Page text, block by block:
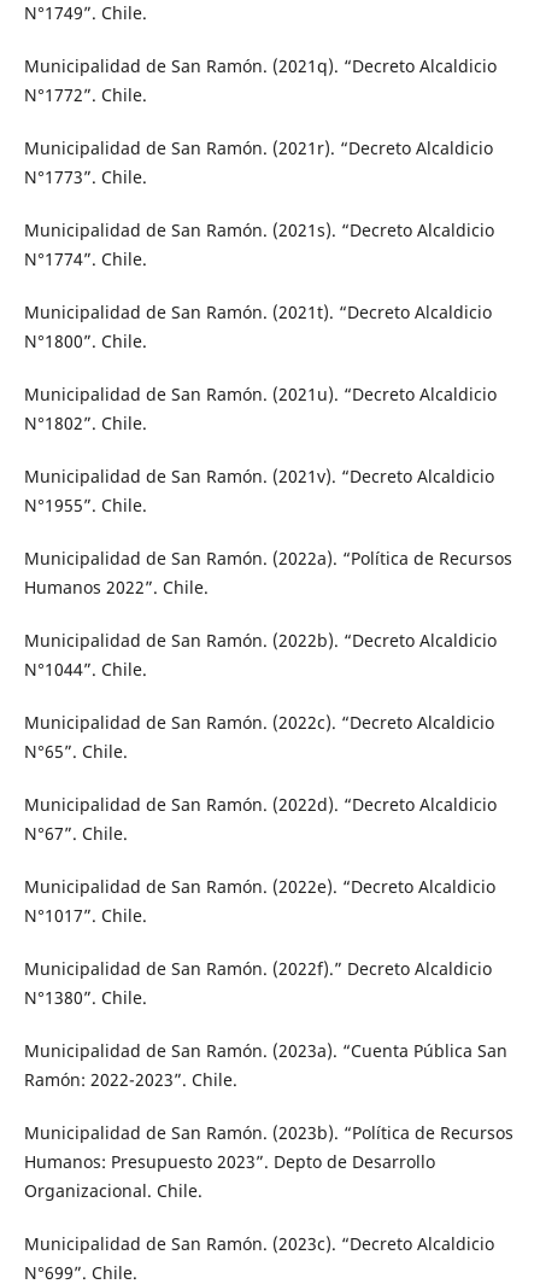
N°1749”. Chile.
Municipalidad de San Ramón. (2021q). “Decreto Alcaldicio
N°1772”. Chile.
Municipalidad de San Ramón. (2021r). “Decreto Alcaldicio
N°1773”. Chile.
Municipalidad de San Ramón. (2021s). “Decreto Alcaldicio
N°1774”. Chile.
Municipalidad de San Ramón. (2021t). “Decreto Alcaldicio
N°1800”. Chile.
Municipalidad de San Ramón. (2021u). “Decreto Alcaldicio
N°1802”. Chile.
Municipalidad de San Ramón. (2021v). “Decreto Alcaldicio
N°1955”. Chile.
Municipalidad de San Ramón. (2022a). “Política de Recursos
Humanos 2022”. Chile.
Municipalidad de San Ramón. (2022b). “Decreto Alcaldicio
N°1044”. Chile.
Municipalidad de San Ramón. (2022c). “Decreto Alcaldicio
N°65”. Chile.
Municipalidad de San Ramón. (2022d). “Decreto Alcaldicio
N°67”. Chile.
Municipalidad de San Ramón. (2022e). “Decreto Alcaldicio
N°1017”. Chile.
Municipalidad de San Ramón. (2022f).” Decreto Alcaldicio
N°1380”. Chile.
Municipalidad de San Ramón. (2023a). “Cuenta Pública San
Ramón: 2022-2023”. Chile.
Municipalidad de San Ramón. (2023b). “Política de Recursos
Humanos: Presupuesto 2023”. Depto de Desarrollo
Organizacional. Chile.
Municipalidad de San Ramón. (2023c). “Decreto Alcaldicio
N°699”. Chile.